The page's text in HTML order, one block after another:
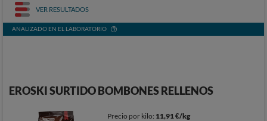
VER RESULTADOS
ANALIZADO EN EL LABORATORIO
EROSKI SURTIDO BOMBONES RELLENOS
Precio por kilo: 11,91 €/kg